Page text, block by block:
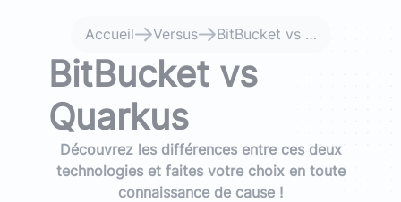
Accueil Versus BitBucket vs Quarkus
BitBucket vs
Quarkus
Découvrez les différences entre ces deux
technologies et faites votre choix en toute
connaissance de cause !